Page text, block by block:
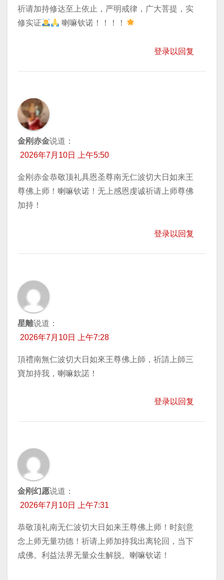
祈请加持修达至上​依止，严明戒律，广大菩提，实
修实证
喇嘛钦诺！！！！
登录以回复
金刚赤金说道：
2026年7月10日 上午5:50
金刚赤金恭敬顶礼具恩圣尊南无仁波切大日如来王
尊佛上师！喇嘛钦诺！无上感恩虔诚祈请上师尊佛
加持！
登录以回复
星離说道：
2026年7月10日 上午7:28
頂禮南無仁波切大日如來王尊佛上師，祈請上師三
寶加持我，喇嘛欽諾！
登录以回复
金刚幻愿说道：
2026年7月10日 上午7:31
恭敬顶礼南无仁波切大日如来王尊佛上师！时刻意
念上师无量功德！祈请上师加持我出离轮回，当下
成佛。利益法界无量众生解脱。喇嘛钦诺！